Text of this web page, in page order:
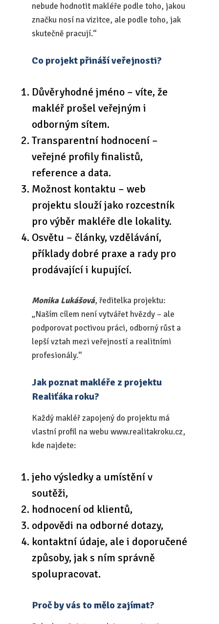
nebude hodnotit makléře podle toho, jakou
značku nosí na vizitce, ale podle toho, jak
skutečně pracují.“
Co projekt přináší veřejnosti?
Důvěryhodné jméno – víte, že
makléř prošel veřejným i
odborným sítem.
Transparentní hodnocení –
veřejné profily finalistů,
reference a data.
Možnost kontaktu – web
projektu slouží jako rozcestník
pro výběr makléře dle lokality.
Osvětu – články, vzdělávání,
příklady dobré praxe a rady pro
prodávající i kupující.
Monika Lukášová, ředitelka projektu:
„Naším cílem není vytvářet hvězdy – ale
podporovat poctivou práci, odborný růst a
lepší vztah mezi veřejností a realitními
profesionály.“
Jak poznat makléře z projektu
Realiťáka roku?
Každý makléř zapojený do projektu má
vlastní profil na webu www.realitakroku.cz,
kde najdete:
jeho výsledky a umístění v
soutěži,
hodnocení od klientů,
odpovědi na odborné dotazy,
kontaktní údaje, ale i doporučené
způsoby, jak s ním správně
spolupracovat.
Proč by vás to mělo zajímat?